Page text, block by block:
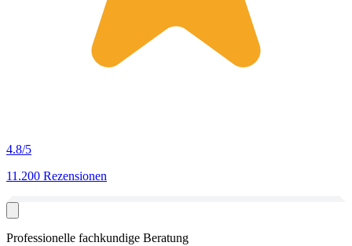
4.8/5
11.200 Rezensionen
Professionelle fachkundige Beratung